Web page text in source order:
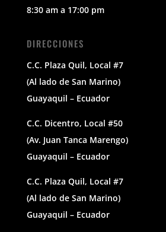
8:30 am a 17:00 pm
DIRECCIONES
C.C. Plaza Quil, Local #7
(Al lado de San Marino)
Guayaquil – Ecuador
C.C. Dicentro, Local #50
(Av. Juan Tanca Marengo)
Guayaquil – Ecuador
C.C. Plaza Quil, Local #7
(Al lado de San Marino)
Guayaquil – Ecuador